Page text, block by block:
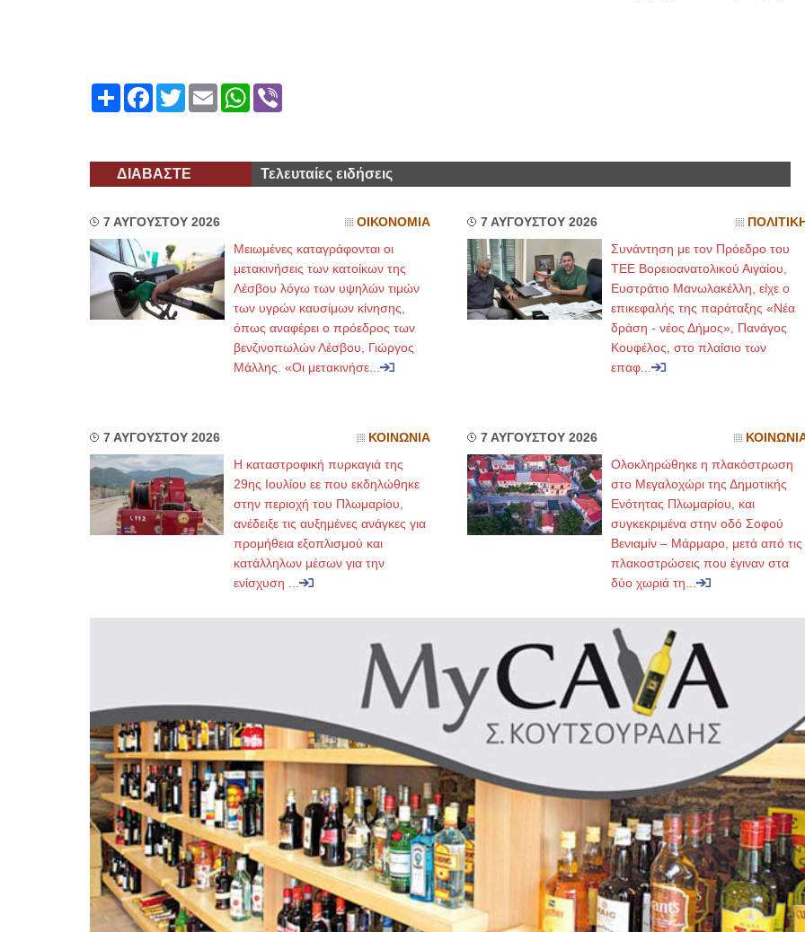
ShareFacebook
TwitterEmailWhatsApp
Viber
ΔΙΑΒΑΣΤΕ Τελευταίες ειδήσεις
7 ΑΥΓΟΥΣΤΟΥ 2026 ΟΙΚΟΝΟΜΙΑ
Μειωμένες καταγράφονται οι
μετακινήσεις των κατοίκων της
Λέσβου λόγω των υψηλών τιμών
των υγρών καυσίμων κίνησης,
όπως αναφέρει ο πρόεδρος των
βενζινοπωλών Λέσβου, Γιώργος
Μάλλης. «Οι μετακινήσε...
7 ΑΥΓΟΥΣΤΟΥ 2026 ΠΟΛΙΤΙΚΗ
Συνάντηση με τον Πρόεδρο του
ΤΕΕ Βορειοανατολικού Αιγαίου,
Ευστράτιο Μανωλακέλλη, είχε ο
επικεφαλής της παράταξης «Νέα
δράση - νέος Δήμος», Πανάγος
Κουφέλος, στο πλαίσιο των
επαφ...
7 ΑΥΓΟΥΣΤΟΥ 2026 ΚΟΙΝΩΝΙΑ
Η καταστροφική πυρκαγιά της
29ης Ιουλίου εε που εκδηλώθηκε
στην περιοχή του Πλωμαρίου,
ανέδειξε τις αυξημένες ανάγκες για
προμήθεια εξοπλισμού και
κατάλληλων μέσων για την
ενίσχυση ...
7 ΑΥΓΟΥΣΤΟΥ 2026
Ολοκληρώθηκε η πλακόστρωση
στο Μεγαλοχώρι της Δημοτικής
Ενότητας Πλωμαρίου, και
συγκεκριμένα στην οδό Σοφού
Βενιαμίν – Μάρμαρο, μετά από τις
πλακοστρώσεις που έγιναν στα
δύο χωριά τη...